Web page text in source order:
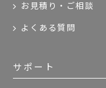
お見積り・ご相談
よくある質問
サポート